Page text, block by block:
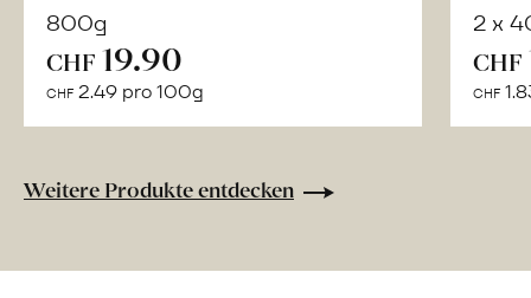
800g
CHF 19.90
CHF 2.49 pro 100g
2 x
CHF
CHF
Weitere Produkte entdecken